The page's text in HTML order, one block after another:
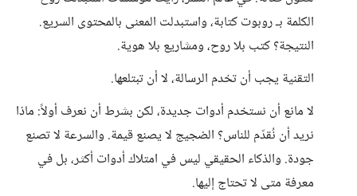
الكلمة بـ روبوت كتابة، واستبدلت المعنى بالمحتوى السريع.
النتيجة؟ كتب بلا روح، ومشاريع بلا هوية.
التقنية يجب أن تخدم الرسالة، لا أن تبتلعها.
لا مانع أن نستخدم أدوات جديدة، لكن بشرط أن نعرف أولاً: ماذا
نريد أن نُقدّم للناس؟ الضجيج لا يصنع قيمة. والسرعة لا تصنع
جودة. والذكاء الحقيقي ليس في امتلاك أدوات أكثر، بل في
معرفة متى لا تحتاج إليها.